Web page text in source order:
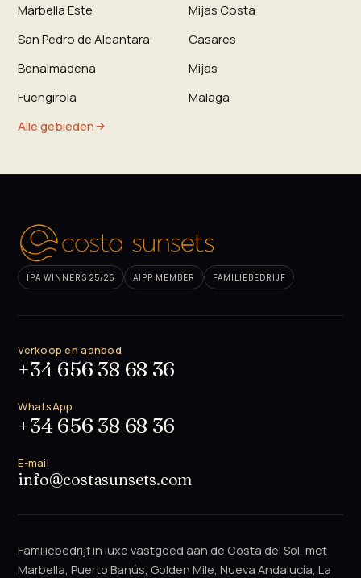
Marbella Este
Mijas Costa
San Pedro de Alcantara
Casares
Benalmadena
Mijas
Fuengirola
Malaga
Alle gebieden
IPA WINNERS 25/26 AIPP MEMBER FAMILIEBEDRIJF
Verkoop en aanbod
+34 656 38 68 36
WhatsApp
+34 656 38 68 36
E-mail
info@costasunsets.com
Familiebedrijf in luxe vastgoed aan de Costa del Sol, met
Marbella, Puerto Banús, Golden Mile, Nueva Andalucía, La